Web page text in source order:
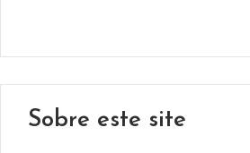
Sobre este site